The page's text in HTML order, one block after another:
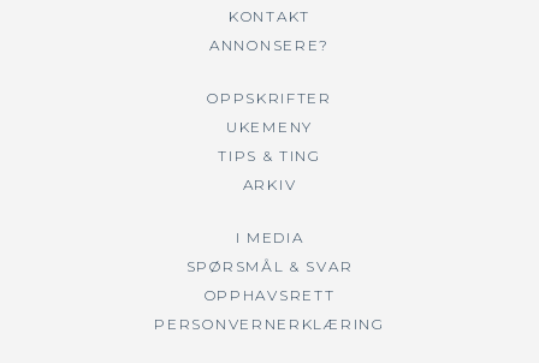
KONTAKT
ANNONSERE?
OPPSKRIFTER
UKEMENY
TIPS & TING
ARKIV
I MEDIA
SPØRSMÅL & SVAR
OPPHAVSRETT
PERSONVERNERKLÆRING